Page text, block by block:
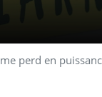
perd en